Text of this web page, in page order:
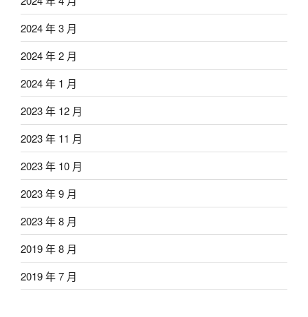
2024 年 3 月
2024 年 2 月
2024 年 1 月
2023 年 12 月
2023 年 11 月
2023 年 10 月
2023 年 9 月
2023 年 8 月
2019 年 8 月
2019 年 7 月